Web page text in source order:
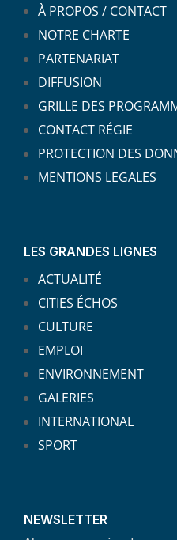
À PROPOS / CONTACT
NOTRE CHARTE
PARTENARIAT
DIFFUSION
GRILLE DES
CONTACT RÉGIE
PROTECTION DES
MENTIONS LEGALES
LES GRANDES LIGNES
ACTUALITÉ
CITIES ÉCHOS
CULTURE
EMPLOI
ENVIRONNEMENT
GALERIES
INTERNATIONAL
SPORT
NEWSLETTER